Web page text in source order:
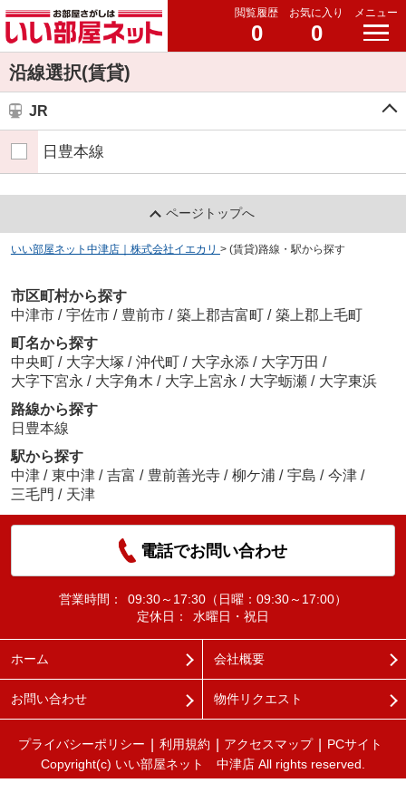
閲覧履歴
0
お気に入り
0
メニュー
沿線選択(賃貸)
JR
日豊本線
ページトップへ
いい部屋ネット中津店｜株式会社イエカリ > (賃貸)路線・駅から探す
市区町村から探す
中津市 / 宇佐市 / 豊前市 / 築上郡吉富町 / 築上郡上毛町
町名から探す
中央町 / 大字大塚 / 沖代町 / 大字永添 / 大字万田 /
大字下宮永 / 大字角木 / 大字上宮永 / 大字蛎瀬 / 大字東浜
路線から探す
日豊本線
駅から探す
中津 / 東中津 / 吉富 / 豊前善光寺 / 柳ケ浦 / 宇島 / 今津 /
三毛門 / 天津
電話でお問い合わせ
営業時間：
09:30～17:30（日曜：09:30～17:00）
定休日：
水曜日・祝日
ホーム 会社概要
お問い合わせ 物件リクエスト
プライバシーポリシー 利用規約 アクセスマップ
PCサイト
Copyright(c) いい部屋ネット 中津店 All rights reserved.